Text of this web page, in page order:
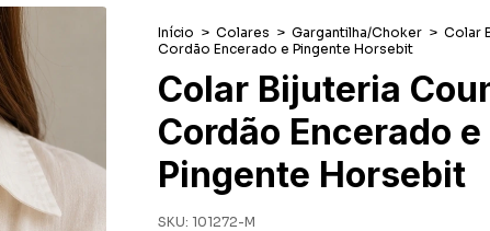
Início > Colares > Gargantilha/Choker > Colar
Cordão Encerado e Pingente Horsebit
Colar Bijuteria
Cordão Encerado e
Pingente Horsebit
SKU: 101272-M